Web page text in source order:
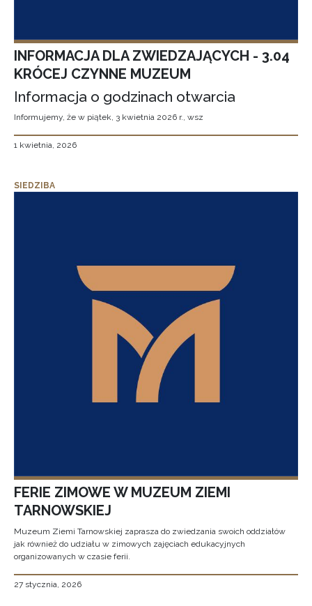
INFORMACJA DLA ZWIEDZAJĄCYCH - 3.04
KRÓCEJ CZYNNE MUZEUM
Informacja o godzinach otwarcia
Informujemy, że w piątek, 3 kwietnia 2026 r., wsz
1 kwietnia, 2026
SIEDZIBA
FERIE ZIMOWE W MUZEUM ZIEMI
TARNOWSKIEJ
Muzeum Ziemi Tarnowskiej zaprasza do zwiedzania swoich oddziałów
jak również do udziału w zimowych zajęciach edukacyjnych
organizowanych w czasie ferii.
27 stycznia, 2026